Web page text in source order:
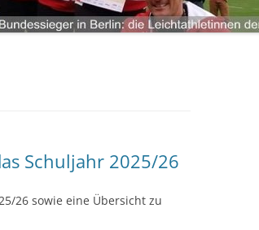
WEILBURG
WIESBADEN
Schuljahr 2025/26
26 sowie eine Übersicht zu